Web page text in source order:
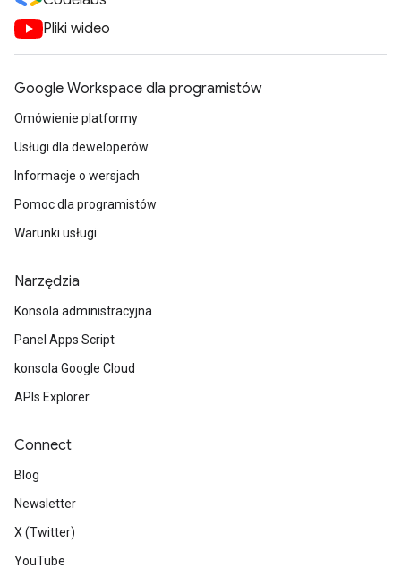
Pliki wideo
Google Workspace dla programistów
Omówienie platformy
Usługi dla deweloperów
Informacje o wersjach
Pomoc dla programistów
Warunki usługi
Narzędzia
Konsola administracyjna
Panel Apps Script
konsola Google Cloud
APIs Explorer
Connect
Blog
Newsletter
X (Twitter)
YouTube